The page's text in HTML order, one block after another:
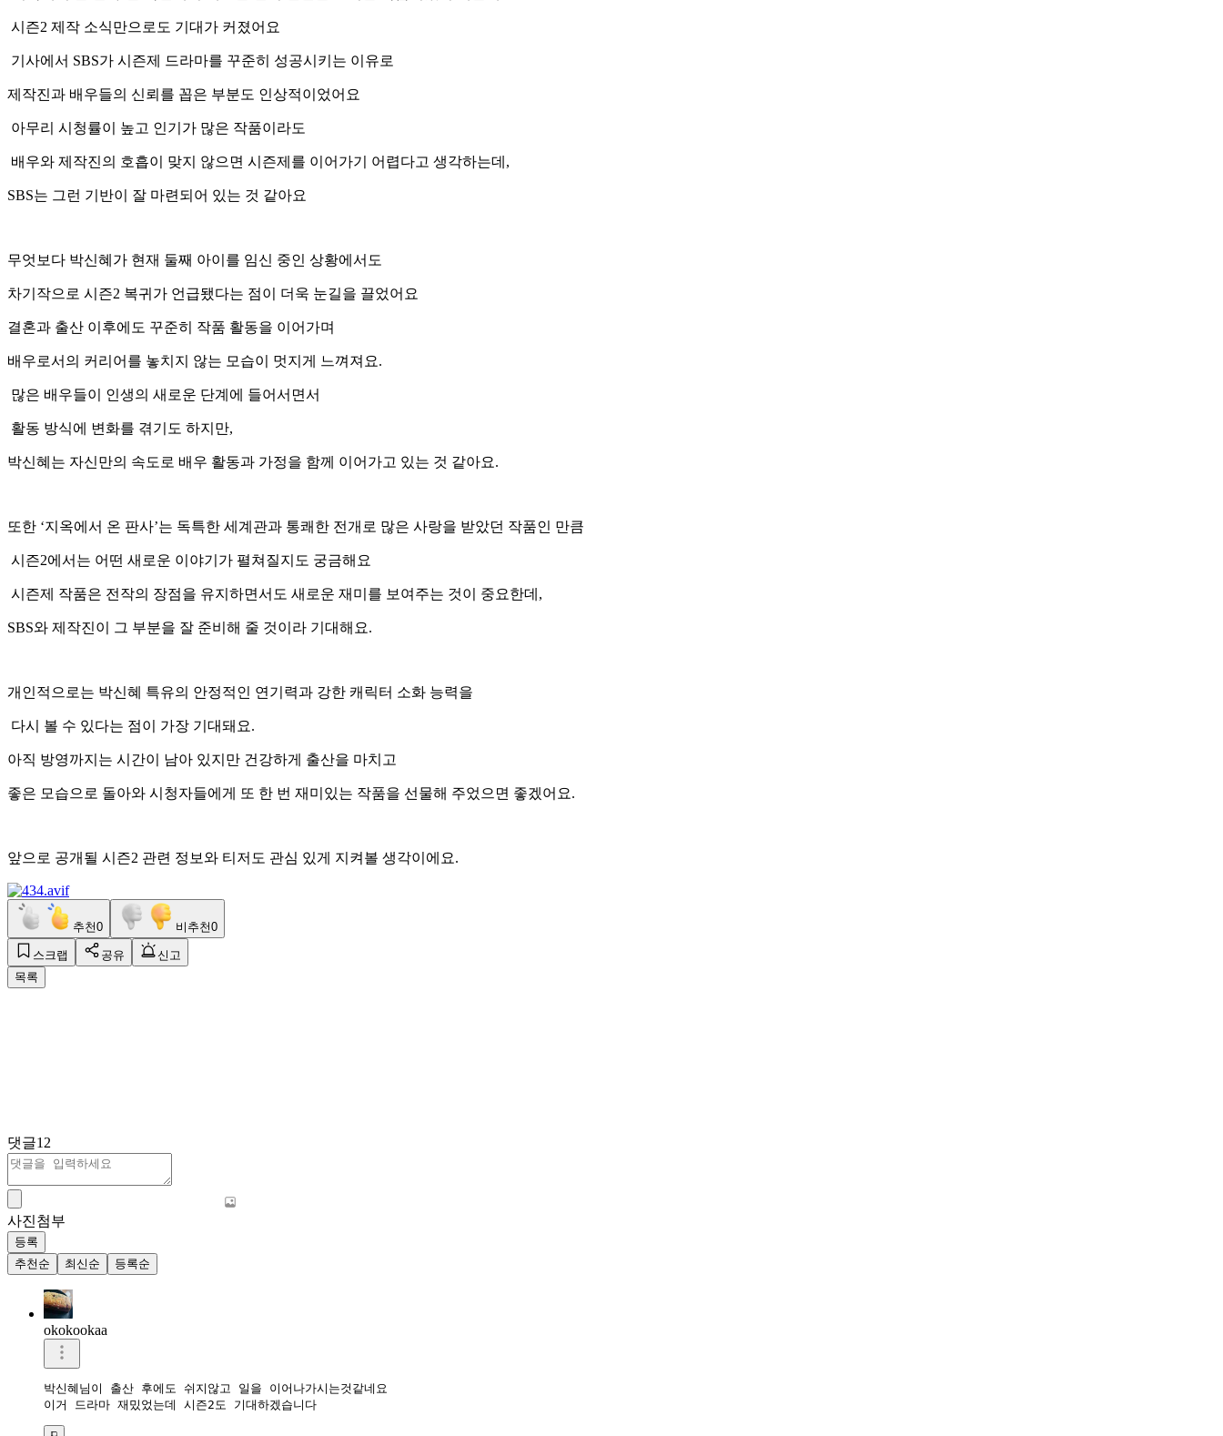
시즌2 제작 소식만으로도 기대가 커졌어요
기사에서 SBS가 시즌제 드라마를 꾸준히 성공시키는 이유로
제작진과 배우들의 신뢰를 꼽은 부분도 인상적이었어요
아무리 시청률이 높고 인기가 많은 작품이라도
배우와 제작진의 호흡이 맞지 않으면 시즌제를 이어가기 어렵다고 생각하는데,
SBS는 그런 기반이 잘 마련되어 있는 것 같아요
무엇보다 박신혜가 현재 둘째 아이를 임신 중인 상황에서도
차기작으로 시즌2 복귀가 언급됐다는 점이 더욱 눈길을 끌었어요
결혼과 출산 이후에도 꾸준히 작품 활동을 이어가며
배우로서의 커리어를 놓치지 않는 모습이 멋지게 느껴져요.
많은 배우들이 인생의 새로운 단계에 들어서면서
활동 방식에 변화를 겪기도 하지만,
박신혜는 자신만의 속도로 배우 활동과 가정을 함께 이어가고 있는 것 같아요.
또한 ‘지옥에서 온 판사’는 독특한 세계관과 통쾌한 전개로 많은 사랑을 받았던 작품인 만큼
시즌2에서는 어떤 새로운 이야기가 펼쳐질지도 궁금해요
시즌제 작품은 전작의 장점을 유지하면서도 새로운 재미를 보여주는 것이 중요한데,
SBS와 제작진이 그 부분을 잘 준비해 줄 것이라 기대해요.
개인적으로는 박신혜 특유의 안정적인 연기력과 강한 캐릭터 소화 능력을
다시 볼 수 있다는 점이 가장 기대돼요.
아직 방영까지는 시간이 남아 있지만 건강하게 출산을 마치고
좋은 모습으로 돌아와 시청자들에게 또 한 번 재미있는 작품을 선물해 주었으면 좋겠어요.
앞으로 공개될 시즌2 관련 정보와 티저도 관심 있게 지켜볼 생각이에요.
추천0 비추천0
스크랩 공유
신고
목록
댓글12
사진첨부
등록
추천순
최신순 등록순
okokookaa
박신혜님이 출산 후에도 쉬지않고 일을 이어나가시는것같네요
이거 드라마 재밌었는데 시즌2도 기대하겠습니다